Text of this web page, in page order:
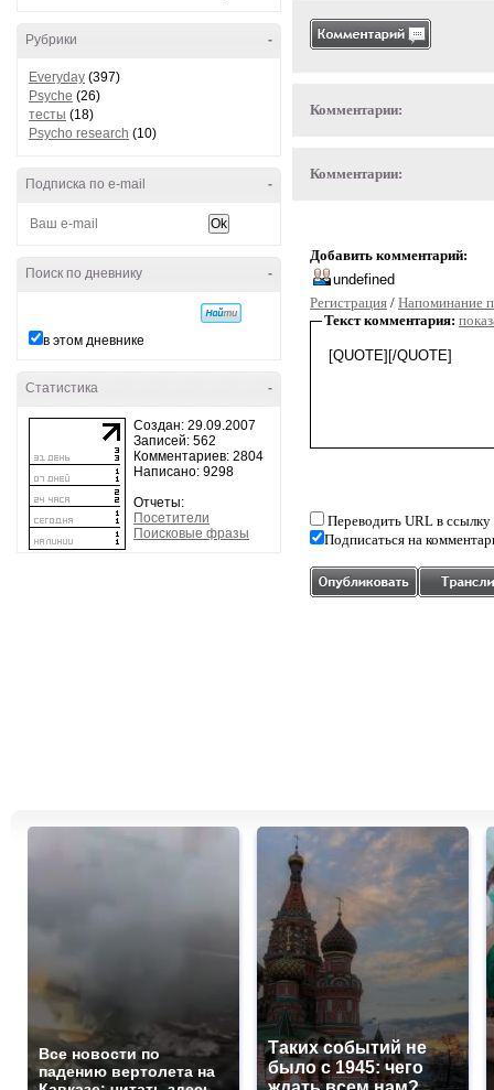
-
Рубрики
Everyday (397)
Psyche (26)
тесты (18)
Psycho research (10)
-
Подписка по e-mail
-
Поиск по дневнику
в этом дневнике
-
Статистика
Создан: 29.09.2007
Записей: 562
Комментариев: 2804
Написано: 9298
Отчеты:
Посетители
Поисковые фразы
Комментарии:
Комментарии:
Добавить комментарий:
Регистрация / Напоминание
Текст комментария:
Переводить URL в ссылку
Подписаться на
Все новости по
падению вертолета на
Таких событий не
было с 1945: чего